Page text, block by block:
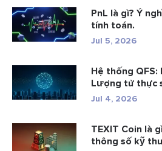
PnL là gì? Ý
tính toán.
Jul 5, 2026
Hệ thống QFS:
Lượng tử thực
Jul 4, 2026
TEXIT Coin là
thông số kỹ